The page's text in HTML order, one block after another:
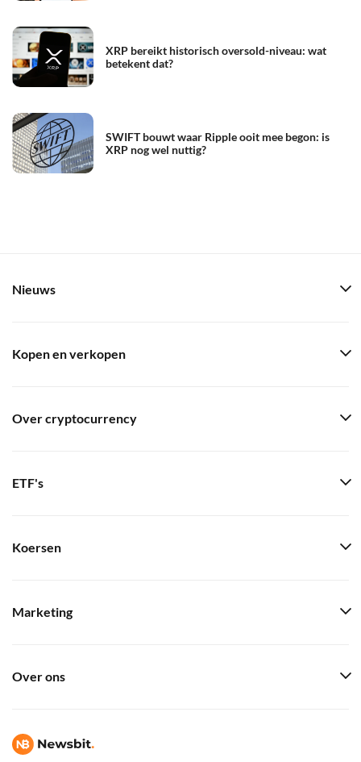
XRP bereikt historisch oversold-niveau: wat
betekent dat?
SWIFT bouwt waar Ripple ooit mee begon: is
XRP nog wel nuttig?
Nieuws
Kopen en verkopen
Over cryptocurrency
ETF's
Koersen
Marketing
Over ons